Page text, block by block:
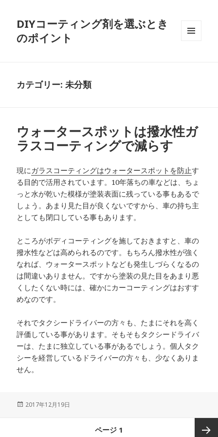
DIYコーティング剤を選ぶとき
のポイント
カテゴリー:未分類
ウォータースポットは撥水性ガ
ラスコーティングで減らす
現にガラスコーティングはウォータースポットを防止す
る目的で活用されています。10年落ちの車などは、ちょ
っと水が乾いた模様が塗装表面に残っている事もあるで
しょう。あまり見た目が良くないですから、車の持ち主
としても閉口している事もあります。
ところがボディコーティングを施しておきますと、車の
撥水性などは高められるのです。もちろん撥水性が強く
なれば、ウォータースポットなども発生しづらくなるの
は間違いありません。ですから塗装の見た目をあまり悪
くしたくない時には、確かにカーコーティングはおすす
めなのです。
それでタクシードライバーの方々も、たまにそれを高く
評価している事があります。そもそもタクシードライバ
ーは、たまに独立している事があるでしょう。個人タク
シーを経営しているドライバーの方々も、少なくありま
せん。
投
2017年12月19日
ページ 1